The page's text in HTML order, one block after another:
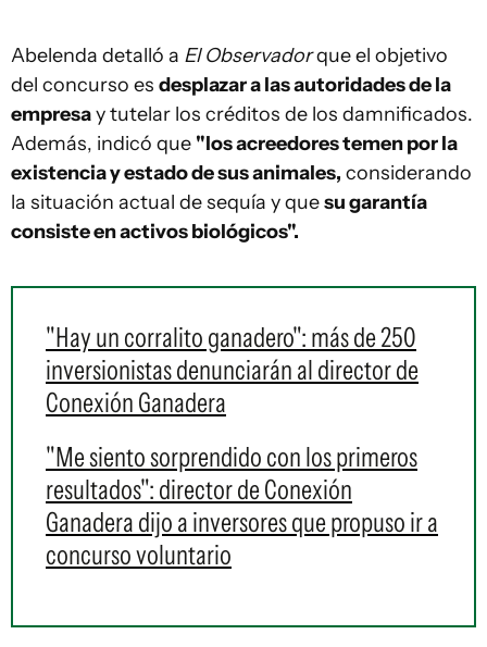
Abelenda detalló a El Observadorque el objetivo
del concurso es desplazar a las autoridades de la
empresay tutelar los créditos de los damnificados.
Además, indicó que "los acreedores temen por la
existencia y estado de sus animales, considerando
la situación actual de sequía y quesu garantía
consiste en activos biológicos".
"Hay un corralito ganadero": más de 250
inversionistas denunciarán al director de
Conexión Ganadera
"Me siento sorprendido con los primeros
resultados": director de Conexión
Ganadera dijo a inversores que propuso ir a
concurso voluntario